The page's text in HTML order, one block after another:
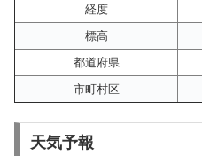
経度
標高
都道府県
市町村区
天気予報